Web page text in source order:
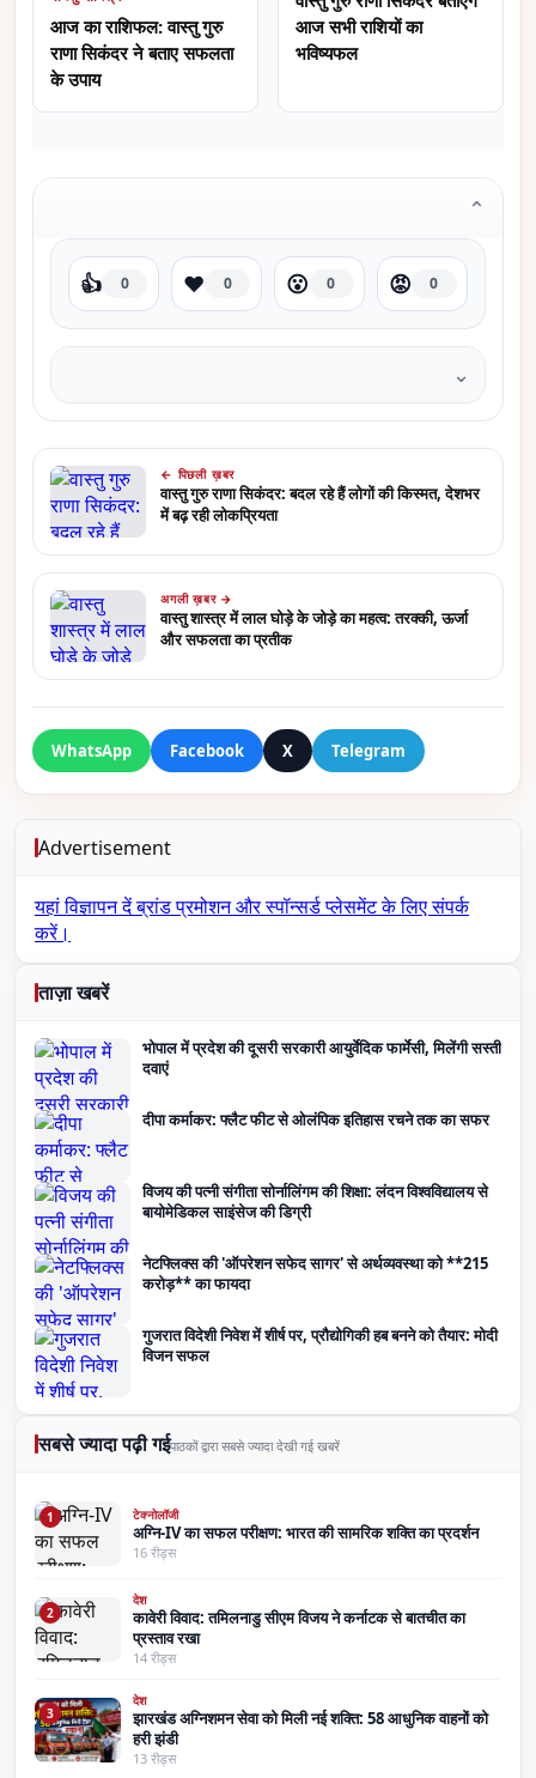
आज का राशिफल: वास्तु गुरु
राणा सिकंदर ने बताए सफलता
के उपाय
आज सभी राशियों का
भविष्यफल
⌄
👍 0 ❤️ 0 😮 0 😡 0
⌄
← पिछली ख़बर
वास्तु गुरु राणा सिकंदर: बदल रहे हैं लोगों की किस्मत, देशभर
में बढ़ रही लोकप्रियता
अगली ख़बर →
वास्तु शास्त्र में लाल घोड़े के जोड़े का महत्व: तरक्की, ऊर्जा
और सफलता का प्रतीक
WhatsApp Facebook X Telegram
Advertisement
यहां विज्ञापन देंब्रांड प्रमोशन और स्पॉन्सर्ड प्लेसमेंट के लिए संपर्क
करें।
ताज़ा खबरें
भोपाल में प्रदेश की दूसरी सरकारी आयुर्वेदिक फार्मेसी, मिलेंगी सस्ती
दवाएं
दीपा कर्माकर: फ्लैट फीट से ओलंपिक इतिहास रचने तक का सफर
विजय की पत्नी संगीता सोर्नालिंगम की शिक्षा: लंदन विश्वविद्यालय से
बायोमेडिकल साइंसेज की डिग्री
नेटफ्लिक्स की 'ऑपरेशन सफेद सागर' से अर्थव्यवस्था को **215
करोड़** का फायदा
गुजरात विदेशी निवेश में शीर्ष पर, प्रौद्योगिकी हब बनने को तैयार: मोदी
विजन सफल
सबसे ज्यादा पढ़ी गईपाठकों द्वारा सबसे ज्यादा देखी गई खबरें
1 टेक्नोलॉजी
अग्नि-IV का सफल परीक्षण: भारत की सामरिक शक्ति का प्रदर्शन
16 रीड्स
2
देश
कावेरी विवाद: तमिलनाडु सीएम विजय ने कर्नाटक से बातचीत का
प्रस्ताव रखा
14 रीड्स
3
देश
झारखंड अग्निशमन सेवा को मिली नई शक्ति: 58 आधुनिक वाहनों को
हरी झंडी
13 रीड्स